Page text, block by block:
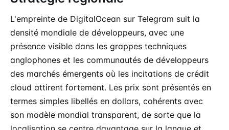
L'empreinte de DigitalOcean sur Telegram suit la
densité mondiale de développeurs, avec une
présence visible dans les grappes techniques
anglophones et les communautés de développeurs
des marchés émergents où les incitations de crédit
cloud attirent fortement. Les prix sont présentés en
termes simples libellés en dollars, cohérents avec
son modèle mondial transparent, de sorte que la